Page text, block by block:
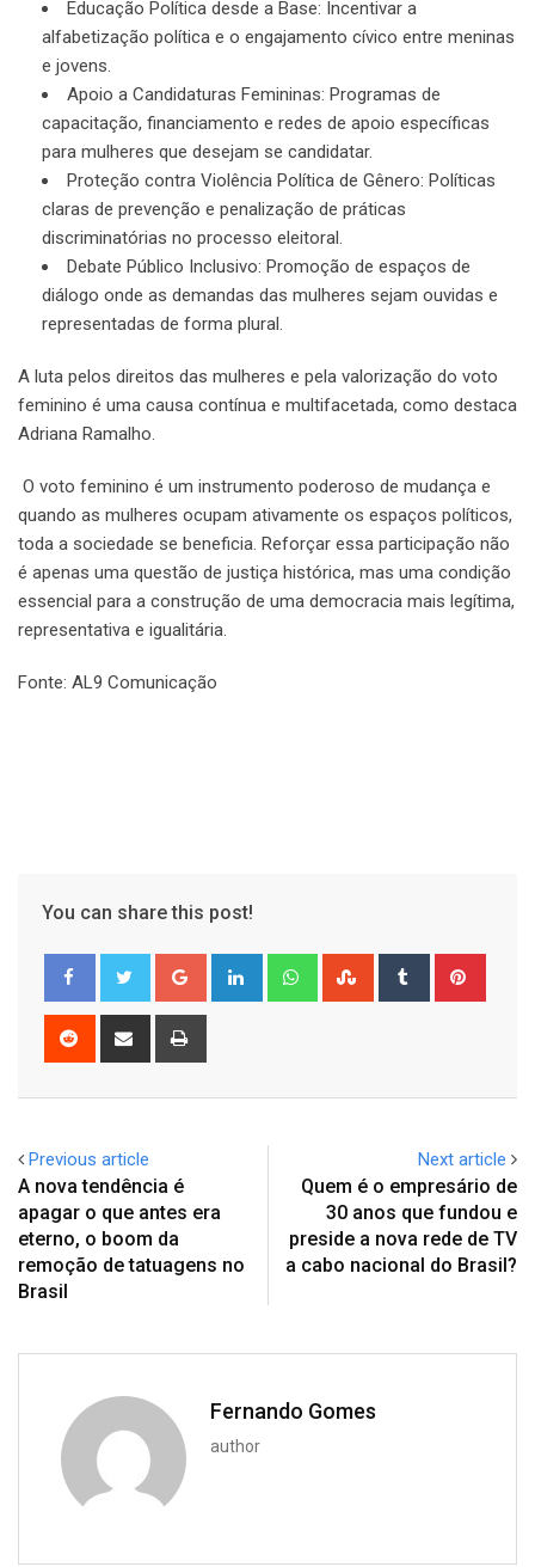
Educação Política desde a Base: Incentivar a
alfabetização política e o engajamento cívico entre meninas
e jovens.
Apoio a Candidaturas Femininas: Programas de
capacitação, financiamento e redes de apoio específicas
para mulheres que desejam se candidatar.
Proteção contra Violência Política de Gênero: Políticas
claras de prevenção e penalização de práticas
discriminatórias no processo eleitoral.
Debate Público Inclusivo: Promoção de espaços de
diálogo onde as demandas das mulheres sejam ouvidas e
representadas de forma plural.
A luta pelos direitos das mulheres e pela valorização do voto
feminino é uma causa contínua e multifacetada, como destaca
Adriana Ramalho.
O voto feminino é um instrumento poderoso de mudança e
quando as mulheres ocupam ativamente os espaços políticos,
toda a sociedade se beneficia. Reforçar essa participação não
é apenas uma questão de justiça histórica, mas uma condição
essencial para a construção de uma democracia mais legítima,
representativa e igualitária.
Fonte: AL9 Comunicação
You can share this post!
Google+ LinkedIn WhatsappStumbleUpon
Tumblr
Reddit
Share
Previous article
A nova tendência é
apagar o que antes era
eterno, o boom da
remoção de tatuagens no
Brasil
Next article
Quem é o empresário de
30 anos que fundou e
preside a nova rede de TV
a cabo nacional do Brasil?
Fernando Gomes
author